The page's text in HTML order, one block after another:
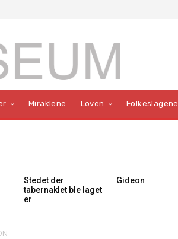
Miraklene Loven Folkeslagene
Stedet der
tabernaklet ble laget
er
Gideon